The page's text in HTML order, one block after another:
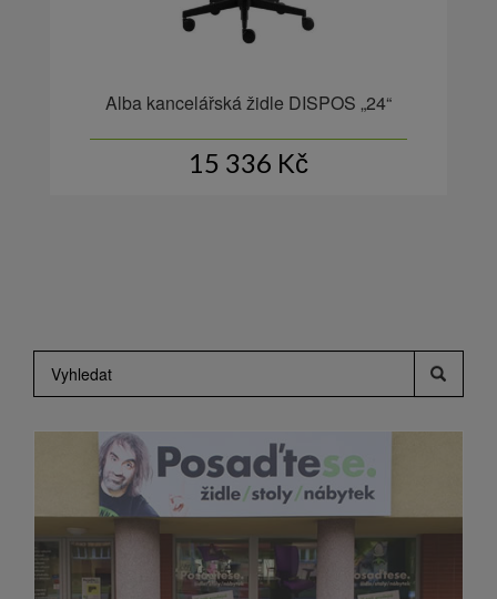
Alba kancelářská židle DISPOS „24“
15 336 Kč